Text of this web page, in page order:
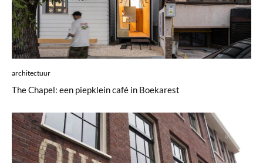
architectuur
The Chapel: een piepklein café in Boekarest